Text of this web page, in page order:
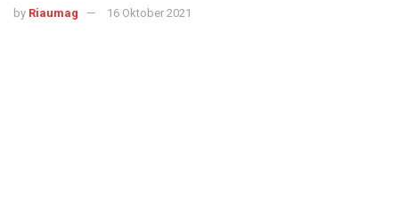
by Riaumag 16 Oktober 2021